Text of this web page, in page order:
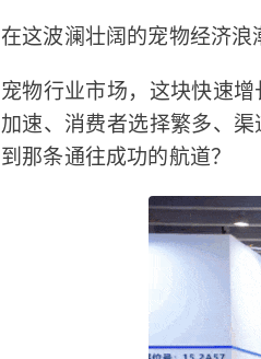
在这波澜壮阔的宠物经济浪
宠物行业市场，这块快速
加速、消费者选择繁多、
到那条通往成功的航道？